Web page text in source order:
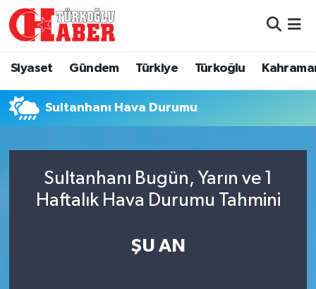
Siyaset Gündem Türkiye Türkoğlu
Sultanhanı Hava Durumu
Sultanhanı Bugün, Yarın ve 1
Haftalık Hava Durumu Tahmini
ŞU AN
Gündem
Türkiye
Kahramanmaraş
Hava Durumu
Namaz Vakitleri
Süper Lig Puan Durumu ve Fikstür